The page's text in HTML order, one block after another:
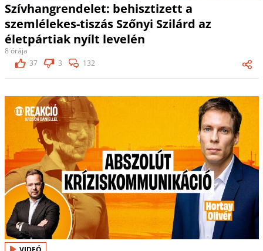
Szívhangrendelet: behisztizett a
szemlélekes-tiszás Szőnyi Szilárd az
életpártiak nyílt levelén
8 órája
37
3 132